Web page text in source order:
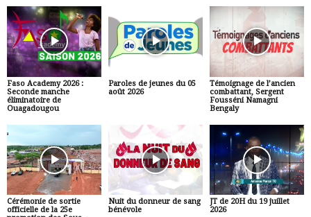
Faso Academy 2026 :
Seconde manche
éliminatoire de
Ouagadougou
Paroles de jeunes du 05
août 2026
Témoignage de l’ancien
combattant, Sergent
Fousséni Namagni
Bengaly
Cérémonie de sortie
officielle de la 25e
Nuit du donneur de sang
bénévole
JT de 20H du 19 juillet
2026